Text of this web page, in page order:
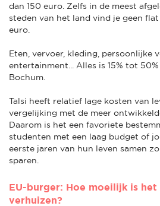
dan 150 euro. Zelfs in de meest
steden van het land vind je geen
euro.
Eten, vervoer, kleding, persoonlijke
entertainment... Alles is 15% tot
Bochum.
Talsi heeft relatief lage kosten van
vergelijking met de meer
Daarom is het een favoriete
studenten met een laag budget of
eerste jaren van hun leven samen
sparen.
EU-burger: Hoe moeilijk is het
verhuizen?